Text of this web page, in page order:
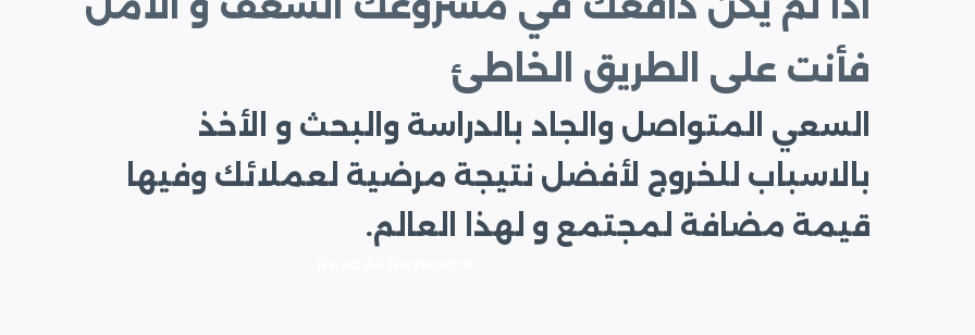
فأنت على الطريق الخاطئ
السعي المتواصل والجاد بالدراسة والبحث و الأخذ
بالاسباب للخروج لأفضل نتيجة مرضية لعملائك وفيها
قيمة مضافة لمجتمع و لهذا العالم.